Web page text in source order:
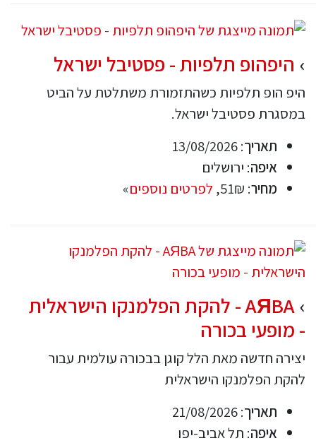
היפהופ תלפיות - פסטיבל ישראל
היפ הופ תלפיות כשהתזמורת משתלטת על הביט
במסגרת פסטיבל ישראל.
תאריך: 13/08/2026
איפה: ירושלים
מחיר: 51₪, לפרטים נוספים»
AЯBA - להקת הפלמנקו הישראלית
- מופעי בכורה
יצירה חדשה מאת הלל קוגן בבכורה עולמית עבור
להקת הפלמנקו הישראלית
תאריך: 21/08/2026
איפה: תל אביב-יפו